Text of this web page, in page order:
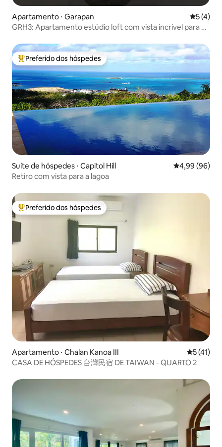
Apartamento ⋅ Garapan 5 de
5 (4)
GRH3: Apartamento estúdio loft com vista incrível para o
Entre os melhores preferidos dos hóspedes
Preferido dos hóspedes
Suíte de hóspedes ⋅ Capitol Hill 4,99 de uma
4,99 (96)
Retiro com vista para a lagoa
Entre os melhores preferidos dos hóspedes
Preferido dos hóspedes
Apartamento ⋅ Chalan Kanoa III 5 de uma
5 (41)
CASA DE HÓSPEDES 台灣民宿 DE TAIWAN - QUARTO 2